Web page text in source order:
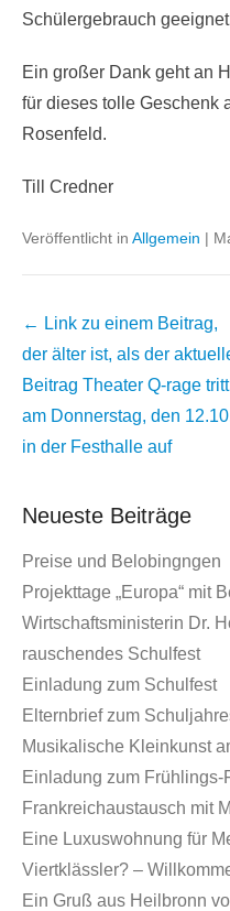
Schülergebrauch
Ein großer Dank geht an
für dieses tolle Geschenk
Rosenfeld.
Till Credner
Veröffentlicht in Allgemein |
Beitrags
Übersicht
← Link zu einem Beitrag,
der älter ist, als der
Beitrag Theater Q-rage tritt
am Donnerstag, den
in der Festhalle auf
Neueste Beiträge
Preise und Belobingngen
Projekttage „Europa“ mit
Wirtschaftsministerin Dr.
rauschendes Schulfest
Einladung zum Schulfest
Elternbrief zum
Musikalische Kleinkunst
Einladung zum
Frankreichaustausch mit
Eine Luxuswohnung für
Viertklässler? –
Ein Gruß aus Heilbronn